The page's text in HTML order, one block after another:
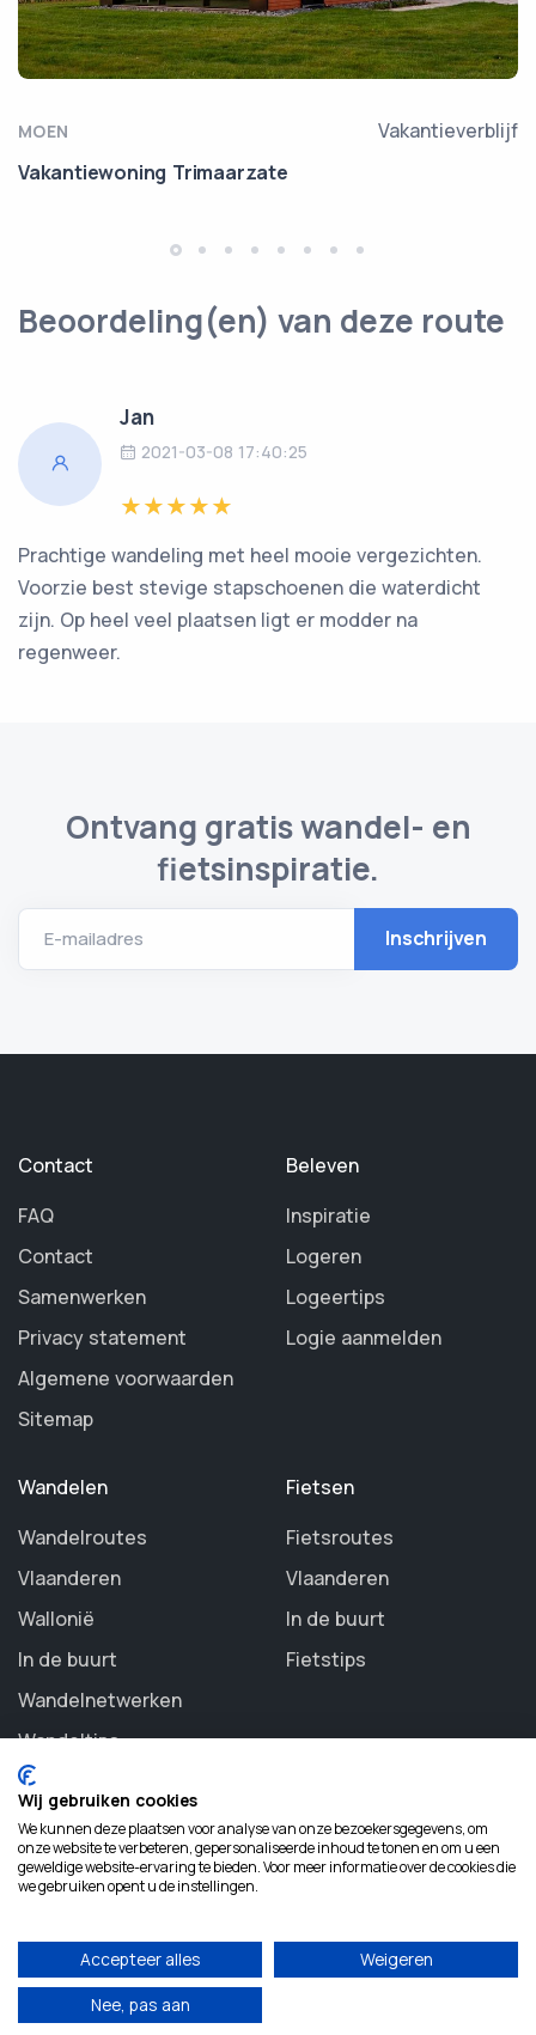
MOEN
Vakantieverblijf
Vakantiewoning Trimaarzate
Beoordeling(en) van deze route
Jan
2021-03-08 17:40:25
Prachtige wandeling met heel mooie vergezichten.
Voorzie best stevige stapschoenen die waterdicht
zijn. Op heel veel plaatsen ligt er modder na
regenweer.
Ontvang gratis wandel- en
fietsinspiratie.
E-mailadres
Contact
FAQ
Contact
Samenwerken
Privacy statement
Algemene voorwaarden
Sitemap
Beleven
Inspiratie
Logeren
Logeertips
Logie aanmelden
Wandelen
Wandelroutes
Vlaanderen
Wallonië
In de buurt
Wandelnetwerken
Wandeltips
Fietsen
Fietsroutes
Vlaanderen
In de buurt
Fietstips
©2026 Routezoeker. All rights reserved.
Wij gebruiken cookies
We kunnen deze plaatsen voor analyse van onze bezoekersgegevens, om
onze website te verbeteren, gepersonaliseerde inhoud te tonen en om u een
geweldige website-ervaring te bieden. Voor meer informatie over de cookies die
we gebruiken opent u de instellingen.
Accepteer alles
Weigeren
Nee, pas aan